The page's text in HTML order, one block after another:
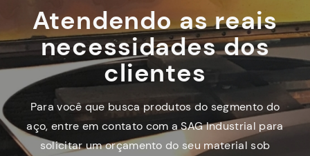
Atendendo as reais
necessidades dos
clientes
Para você que busca produtos do segmento do
aço, entre em contato com a SAG Industrial para
solicitar um orçamento do seu material sob